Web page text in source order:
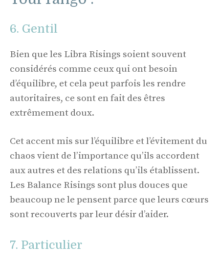
6. Gentil
Bien que les Libra Risings soient souvent
considérés comme ceux qui ont besoin
d’équilibre, et cela peut parfois les rendre
autoritaires, ce sont en fait des êtres
extrêmement doux.
Cet accent mis sur l’équilibre et l’évitement du
chaos vient de l’importance qu’ils accordent
aux autres et des relations qu’ils établissent.
Les Balance Risings sont plus douces que
beaucoup ne le pensent parce que leurs cœurs
sont recouverts par leur désir d’aider.
7. Particulier